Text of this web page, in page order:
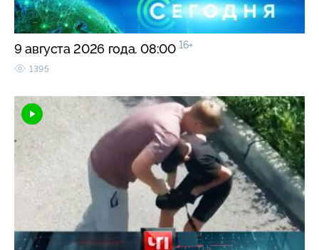
9 августа 2026 года. 08:00 16+
1395